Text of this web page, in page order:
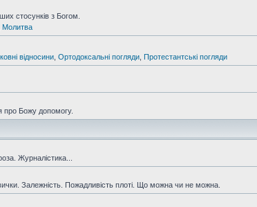
стосунків з Богом.
Молитва
відносини Ортодоксальні погляди Протестантські погляди
про Божу допомогу.
Журналістика...
Залежність. Пожадливість плоті. Що можна чи не можна.